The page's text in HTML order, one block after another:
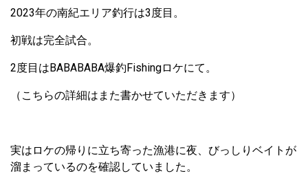
2023年の南紀エリア釣行は3度目。
初戦は完全試合。
2度目はBABABABA爆釣Fishingロケにて。
（こちらの詳細はまた書かせていただきます）
実はロケの帰りに立ち寄った漁港に夜、びっしりベイトが
溜まっているのを確認していました。